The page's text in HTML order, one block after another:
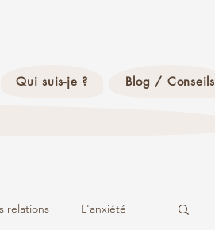
Qui suis-je ? Blog / Conseils
relations L'anxiété